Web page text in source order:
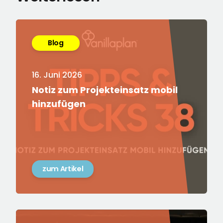
Blog
16. Juni 2026
Notiz zum Projekteinsatz mobil
hinzufügen
zum Artikel